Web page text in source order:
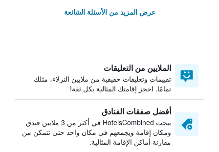
عرض المزيد من الأسئلة الشائعة
الملايين من التعليقات
تقييمات وتعليقات حقيقية من ملايين النزلاء، مثلك
تمامًا. احجز إقامتك المثالية بكل ثقة!
أفضل صفقات الفنادق
يبحث HotelsCombined في أكثر من 3 ملايين فندق
ومكان إقامة ويجمعهم في مكان واحد حتى تتمكن من
مقارنة أماكن الإقامة المثالية.